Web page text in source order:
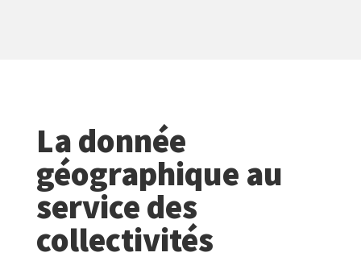
La donnée
géographique au
service des
collectivités